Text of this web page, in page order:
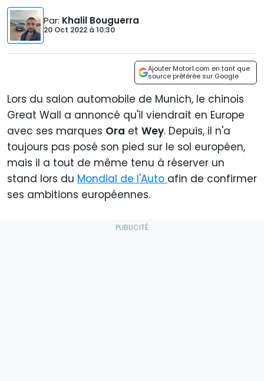
Par: Khalil Bouguerra
20 Oct 2022 à 10:30
Ajouter Motor1.com en tant que
source préférée sur Google
Lors du salon automobile de Munich, le chinois
Great Wall a annoncé qu'il viendrait en Europe
avec ses marques Ora et Wey. Depuis, il n'a
toujours pas posé son pied sur le sol européen,
mais il a tout de même tenu à réserver un
stand lors du Mondial de l'Auto afin de confirmer
ses ambitions européennes.